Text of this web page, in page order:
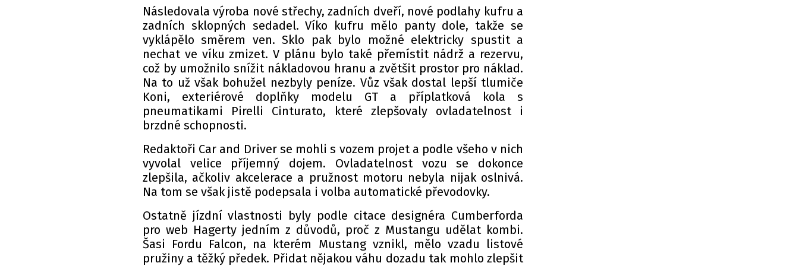
Následovala výroba nové střechy, zadních dveří, nové podlahy kufru a
zadních sklopných sedadel. Víko kufru mělo panty dole, takže se
vyklápělo směrem ven. Sklo pak bylo možné elektricky spustit a
nechat ve víku zmizet. V plánu bylo také přemístit nádrž a rezervu,
což by umožnilo snížit nákladovou hranu a zvětšit prostor pro náklad.
Na to už však bohužel nezbyly peníze. Vůz však dostal lepší tlumiče
Koni, exteriérové doplňky modelu GT a příplatková kola s
pneumatikami Pirelli Cinturato, které zlepšovaly ovladatelnost i
brzdné schopnosti.
Redaktoři Car and Driver se mohli s vozem projet a podle všeho v nich
vyvolal velice příjemný dojem. Ovladatelnost vozu se dokonce
zlepšila, ačkoliv akcelerace a pružnost motoru nebyla nijak oslnivá.
Na tom se však jistě podepsala i volba automatické převodovky.
Ostatně jízdní vlastnosti byly podle citace designéra Cumberforda
pro web Hagerty jedním z důvodů, proč z Mustangu udělat kombi.
Šasi Fordu Falcon, na kterém Mustang vznikl, mělo vzadu listové
pružiny a těžký předek. Přidat nějakou váhu dozadu tak mohlo zlepšit